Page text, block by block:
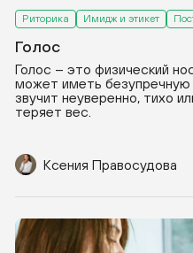
Риторика Имидж и этикет
Голос
Голос – это физический
может иметь безупречную
звучит неуверенно, тихо
теряет вес.
Ксения Правосудова